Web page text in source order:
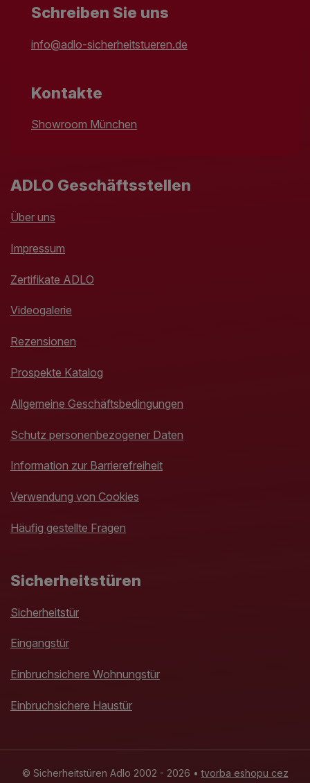
Schreiben Sie uns
info@adlo-sicherheitstueren.de
Kontakte
Showroom München
ADLO Geschäftsstellen
Über uns
Impressum
Zertifikate ADLO
Videogalerie
Rezensionen
Prospekte Katalog
Allgemeine Geschäftsbedingungen
Schutz personenbezogener Daten
Information zur Barrierefreiheit
Verwendung von Cookies
Häufig gestellte Fragen
Sicherheitstüren
Sicherheitstür
Eingangstür
Einbruchsichere Wohnungstür
Einbruchsichere Haustür
© Sicherheitstüren Adlo 2002 - 2026 •tvorba eshopu cez